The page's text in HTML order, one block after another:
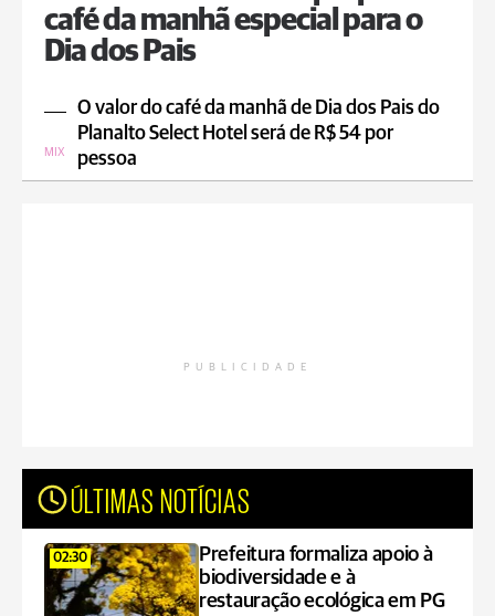
café da manhã especial para o
Dia dos Pais
O valor do café da manhã de Dia dos Pais do
Planalto Select Hotel será de R$ 54 por
pessoa
MIX
PUBLICIDADE
ÚLTIMAS NOTÍCIAS
02:30
Prefeitura formaliza apoio à
biodiversidade e à
restauração ecológica em PG